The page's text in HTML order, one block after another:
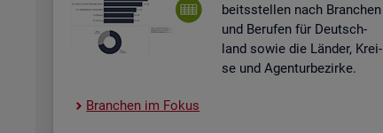
beits­stel­len nach Bran­chen
und Be­ru­fen für Deutsch­
land sowie die Län­der, Krei­
se und Agen­tur­be­zir­ke.
Bran­chen im Fokus